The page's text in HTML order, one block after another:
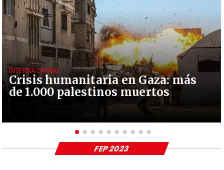
Crisis humanitaria en Gaza: más
de 1.000 palestinos muertos
INTERNACIONAL
FEP 2023